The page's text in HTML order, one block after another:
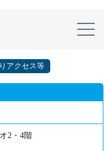
アクセス等
2・4階